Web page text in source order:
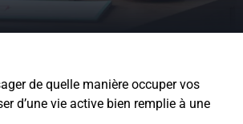
de quelle manière occuper vos
d’une vie active bien remplie à une